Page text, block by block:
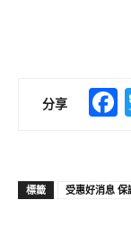
分享
標籤 受惠好消息 保